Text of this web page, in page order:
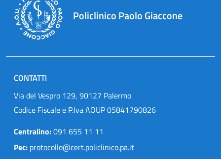
Policlinico Paolo Giaccone
CONTATTI
Via del Vespro 129, 90127 Palermo
Codice Fiscale e P.Iva AOUP 05841790826
Centralino:091 655 11 11
Pec: protocollo@cert.policlinico.pa.it